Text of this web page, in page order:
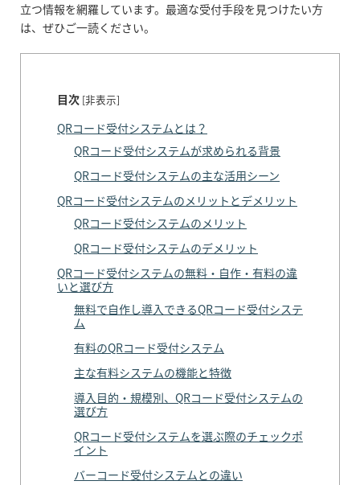
立つ情報を網羅しています。最適な受付手段を見つけたい方
は、ぜひご一読ください。
目次 [非表示]
QRコード受付システムとは？
QRコード受付システムが求められる背景
QRコード受付システムの主な活用シーン
QRコード受付システムのメリットとデメリット
QRコード受付システムのメリット
QRコード受付システムのデメリット
QRコード受付システムの無料・自作・有料の違
いと選び方
無料で自作し導入できるQRコード受付システ
ム
有料のQRコード受付システム
主な有料システムの機能と特徴
導入目的・規模別、QRコード受付システムの
選び方
QRコード受付システムを選ぶ際のチェックポ
イント
バーコード受付システムとの違い